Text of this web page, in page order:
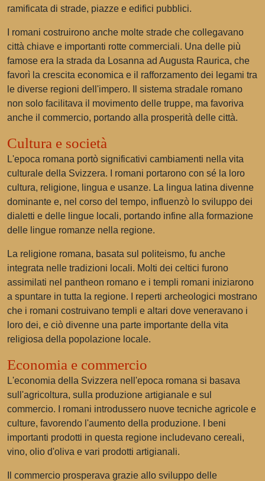
ramificata di strade, piazze e edifici pubblici.
I romani costruirono anche molte strade che collegavano
città chiave e importanti rotte commerciali. Una delle più
famose era la strada da Losanna ad Augusta Raurica, che
favorì la crescita economica e il rafforzamento dei legami tra
le diverse regioni dell'impero. Il sistema stradale romano
non solo facilitava il movimento delle truppe, ma favoriva
anche il commercio, portando alla prosperità delle città.
Cultura e società
L'epoca romana portò significativi cambiamenti nella vita
culturale della Svizzera. I romani portarono con sé la loro
cultura, religione, lingua e usanze. La lingua latina divenne
dominante e, nel corso del tempo, influenzò lo sviluppo dei
dialetti e delle lingue locali, portando infine alla formazione
delle lingue romanze nella regione.
La religione romana, basata sul politeismo, fu anche
integrata nelle tradizioni locali. Molti dei celtici furono
assimilati nel pantheon romano e i templi romani iniziarono
a spuntare in tutta la regione. I reperti archeologici mostrano
che i romani costruivano templi e altari dove veneravano i
loro dei, e ciò divenne una parte importante della vita
religiosa della popolazione locale.
Economia e commercio
L'economia della Svizzera nell'epoca romana si basava
sull'agricoltura, sulla produzione artigianale e sul
commercio. I romani introdussero nuove tecniche agricole e
culture, favorendo l'aumento della produzione. I beni
importanti prodotti in questa regione includevano cereali,
vino, olio d'oliva e vari prodotti artigianali.
Il commercio prosperava grazie allo sviluppo delle